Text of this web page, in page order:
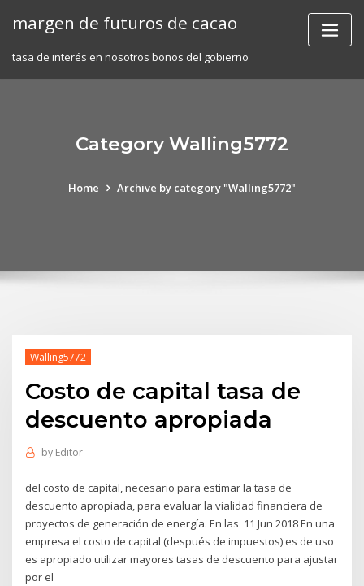
margen de futuros de cacao
tasa de interés en nosotros bonos del gobierno
Category Walling5772
Home Archive by category "Walling5772"
Walling5772
Costo de capital tasa de
descuento apropiada
by Editor
del costo de capital, necesario para estimar la tasa de
descuento apropiada, para evaluar la vialidad financiera de
proyectos de generación de energía. En las 11 Jun 2018 En una
empresa el costo de capital (después de impuestos) es de uso
es apropiado utilizar mayores tasas de descuento para ajustar
por el